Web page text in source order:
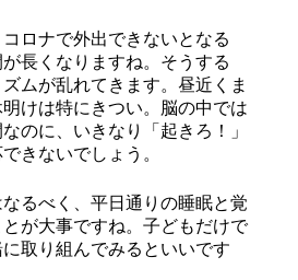
ロナで外出できないとなる
長くなりますね。そうする
ムが乱れてきます。昼近くま
けは特にきつい。脳の中では
のに、いきなり「起きろ！」
きないでしょう。
るべく、平日通りの睡眠と覚
が大事ですね。子どもだけで
取り組んでみるといいです